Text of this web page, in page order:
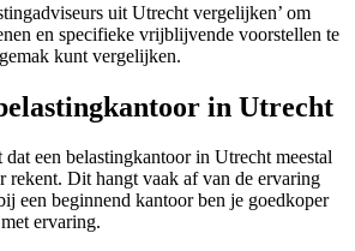
uit Utrecht vergelijken’ om
en specifieke vrijblijvende voorstellen te
kunt vergelijken.
in Utrecht
een belastingkantoor in Utrecht meestal
rekent. Dit hangt vaak af van de ervaring
een beginnend kantoor ben je goedkoper
ervaring.